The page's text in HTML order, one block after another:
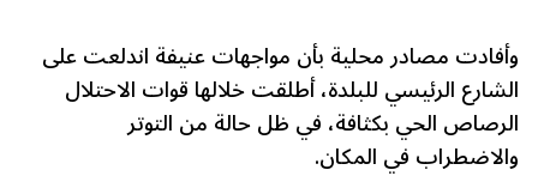
وأفادت مصادر محلية بأن مواجهات عنيفة اندلعت على
الشارع الرئيسي للبلدة، أطلقت خلالها قوات الاحتلال
الرصاص الحي بكثافة، في ظل حالة من التوتر
والاضطراب في المكان.